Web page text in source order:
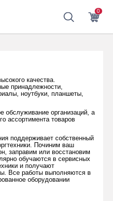
0
качества.
принадлежности,
ноутбуки, планшеты,
обслуживание организаций, а
ассортимента товаров
поддерживает собственный
Починим ваш
заправим или восстановим
обучаются в сервисных
и получают
Все работы выполняются в
оборудовании